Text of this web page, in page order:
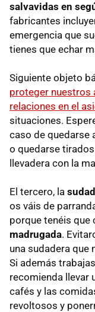
salvavidas en
fabricantes
emergencia que
tienes que echar
Siguiente objeto
proteger nuestros
relaciones en el
situaciones.
caso de quedarse
o quedarse
llevadera con la
El tercero, la
os váis de
porque tenéis que
madrugada.
una sudadera que
Si además
recomienda llevar
cafés y las
revoltosos y